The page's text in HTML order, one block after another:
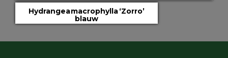
Hydrangea macrophylla ‘Zorro’
blauw